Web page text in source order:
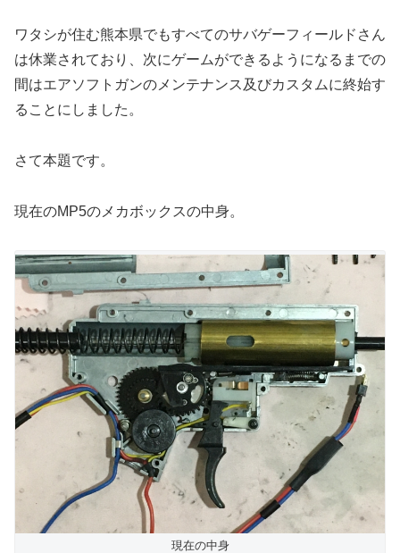
ワタシが住む熊本県でもすべてのサバゲーフィールドさん
は休業されており、次にゲームができるようになるまでの
間はエアソフトガンのメンテナンス及びカスタムに終始す
ることにしました。
さて本題です。
現在のMP5のメカボックスの中身。
現在の中身